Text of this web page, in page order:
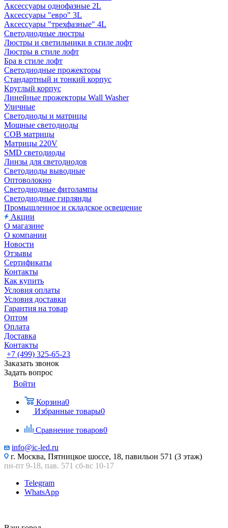
Аксессуары однофазные 2L
Аксессуары "евро" 3L
Аксессуары "трехфазные" 4L
Светодиодные люстры
Люстры и светильники в стиле лофт
Люстры в стиле лофт
Бра в стиле лофт
Светодиодные прожекторы
Стандартный и тонкий корпус
Круглый корпус
Линейные прожекторы Wall Washer
Уличные
Светодиоды и матрицы
Мощные светодиоды
COB матрицы
Матрицы 220V
SMD светодиоды
Линзы для светодиодов
Светодиоды выводные
Оптоволокно
Светодиодные фитолампы
Светодиодные гирлянды
Промышленное и складское освещение
Акции
О магазине
О компании
Новости
Отзывы
Сертификаты
Контакты
Как купить
Условия оплаты
Условия доставки
Гарантия на товар
Оптом
Оплата
Доставка
Контакты
+7 (499) 325-65-23
Заказать звонок
Задать вопрос
Войти
Корзина0
Избранные товары0
Сравнение товаров0
info@ic-led.ru
г. Москва, Пятницкое шоссе, 18, павильон 571 (3 этаж)
пн-пт 9-18, пав. 571 сб-вс 10-17
Telegram
WhatsApp